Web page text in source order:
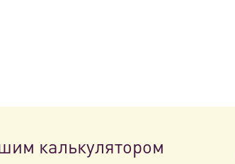
товара.
калькулятором